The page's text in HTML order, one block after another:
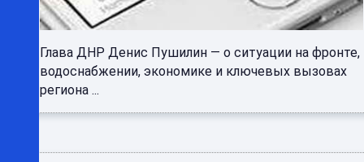
Глава ДНР Денис Пушилин — о ситуации на фронте,
водоснабжении, экономике и ключевых вызовах
региона ...